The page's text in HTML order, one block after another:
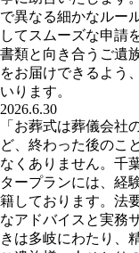
で異なる細かなルー
してスムーズな申請
書類と向き合うご遺
をお届けできるよう
いります。
2026.6.30
「お葬式は葬儀会社
ど、終わった後の
なくありません。千
タープランには、経
籍しております。法
なアドバイスと実務
きは多岐にわたり、